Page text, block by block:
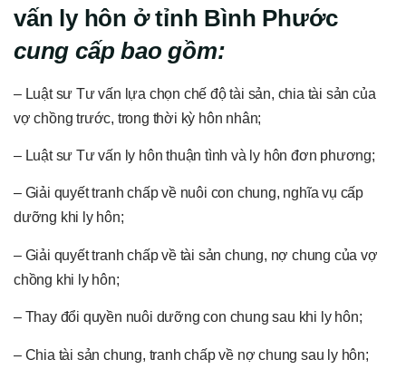
vấn ly hôn ở tỉnh Bình Phước
cung cấpbao gồm:
– Luật sư Tư vấn lựa chọn chế độ tài sản, chia tài sản của
vợ chồng trước, trong thời kỳ hôn nhân;
– Luật sư Tư vấn ly hôn thuận tình và ly hôn đơn phương;
– Giải quyết tranh chấp về nuôi con chung, nghĩa vụ cấp
dưỡng khi ly hôn;
– Giải quyết tranh chấp về tài sản chung, nợ chung của vợ
chồng khi ly hôn;
– Thay đổi quyền nuôi dưỡng con chung sau khi ly hôn;
– Chia tài sản chung, tranh chấp về nợ chung sau ly hôn;